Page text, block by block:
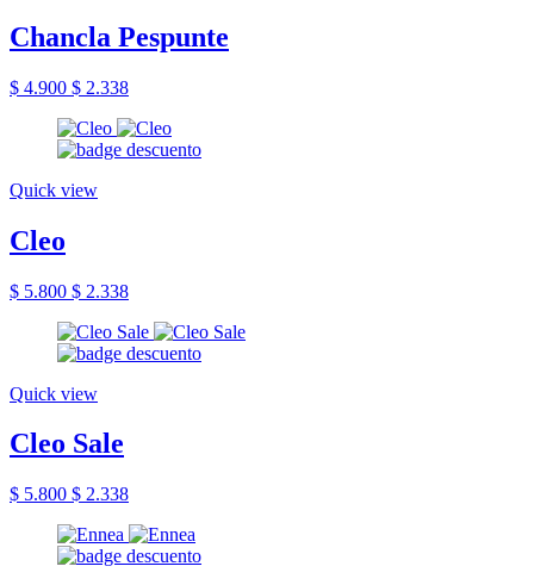
Chancla Pespunte
$ 4.900 $ 2.338
Quick view
Cleo
$ 5.800 $ 2.338
Quick view
Cleo Sale
$ 5.800 $ 2.338